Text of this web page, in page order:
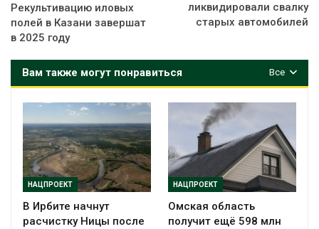
Рекультивацию иловых
полей в Казани завершат
в 2025 году
ликвидировали свалку
старых автомобилей
Все
Вам также могут понравиться
НАЦПРОЕКТ
В Ирбите начнут
расчистку Ницы после
НАЦПРОЕКТ
Омская область
получит ещё 598 млн